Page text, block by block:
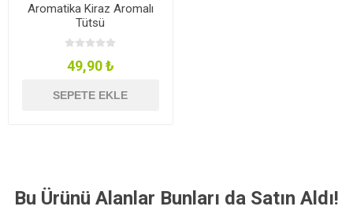
Aromatika Kiraz Aromalı
Tütsü
49,90 ₺
SEPETE EKLE
Bu Ürünü Alanlar Bunları da Satın Aldı!